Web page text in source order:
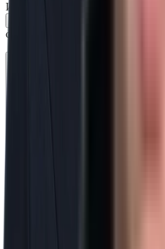
Инженерное ядро компании — её
собственная команда